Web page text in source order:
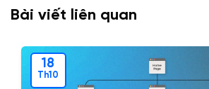
Bài viết liên quan
18
Th10